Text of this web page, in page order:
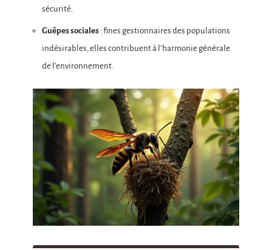
sécurité.
Guêpes sociales : fines gestionnaires des populations
indésirables, elles contribuent à l’harmonie générale
de l’environnement.